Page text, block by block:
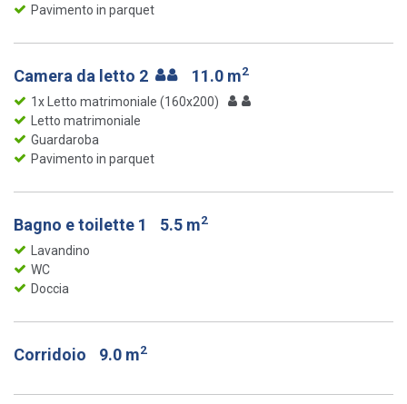
Pavimento in parquet
Camera da letto 2 11.0 m2
1x Letto matrimoniale (160x200)
Letto matrimoniale
Guardaroba
Pavimento in parquet
Bagno e toilette 1 5.5 m2
Lavandino
WC
Doccia
Corridoio 9.0 m2